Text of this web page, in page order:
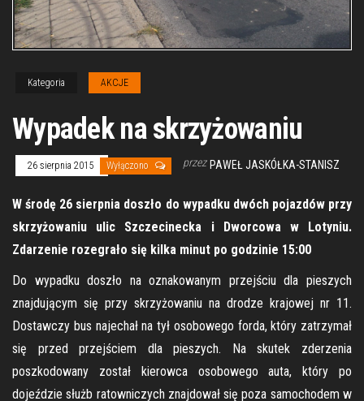
Kategoria AKCJE
Wypadek na skrzyżowaniu
26 sierpnia 2015 Wyłączono przez PAWEŁ JASKÓŁKA-STANISZ
W środę 26 sierpnia doszło do wypadku dwóch pojazdów przy
skrzyżowaniu ulic Szczecinecka i Dworcowa w Lotyniu.
Zdarzenie rozegrało się kilka minut po godzinie 15:00
Do wypadku doszło na oznakowanym przejściu dla pieszych
znajdującym się przy skrzyżowaniu na drodze krajowej nr 11.
Dostawczy bus najechał na tył osobowego forda, który zatrzymał
się przed przejściem dla pieszych. Na skutek zderzenia
poszkodowany został kierowca osobowego auta, który po
dojeździe służb ratowniczych znajdował się poza samochodem w